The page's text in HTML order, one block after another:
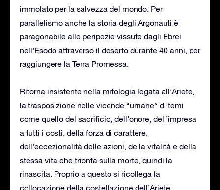
immolato per la salvezza del mondo. Per
parallelismo anche la storia degli Argonauti è
paragonabile alle peripezie vissute dagli Ebrei
nell’Esodo attraverso il deserto durante 40 anni, per
raggiungere la Terra Promessa.
Ritorna insistente nella mitologia legata all’Ariete,
la trasposizione nelle vicende “umane” di temi
come quello del sacrificio, dell’onore, dell’impresa
a tutti i costi, della forza di carattere,
dell’eccezionalità delle azioni, della vitalità e della
stessa vita che trionfa sulla morte, quindi la
rinascita. Proprio a questo si ricollega la
collocazione della costellazione dell’Ariete